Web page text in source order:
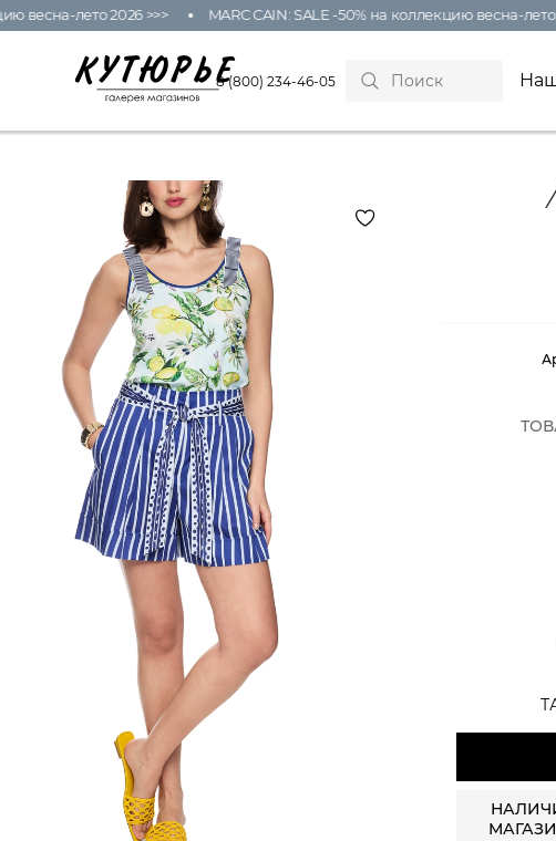
лето 2026 >>> MARC CAIN: SALE -50% на коллекцию весна-лето
8 (800) 234-46-05